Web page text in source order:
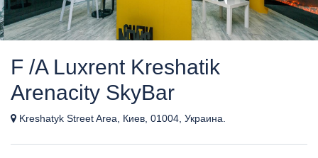
F /A Luxrent Kreshatik
Arenacity SkyBar
Kreshatyk Street Area, Киев, 01004, Украина.